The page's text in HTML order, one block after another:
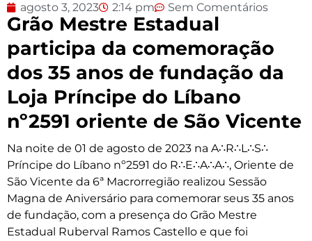
agosto 3, 2023 2:14 pm Sem Comentários
Grão Mestre Estadual
participa da comemoração
dos 35 anos de fundação da
Loja Príncipe do Líbano
nº2591 oriente de São Vicente
Na noite de 01 de agosto de 2023 na A∴R∴L∴S∴
Príncipe do Líbano nº2591 do R∴E∴A∴A∴, Oriente de
São Vicente da 6ª Macrorregião realizou Sessão
Magna de Aniversário para comemorar seus 35 anos
de fundação, com a presença do Grão Mestre
Estadual Ruberval Ramos Castello e que foi